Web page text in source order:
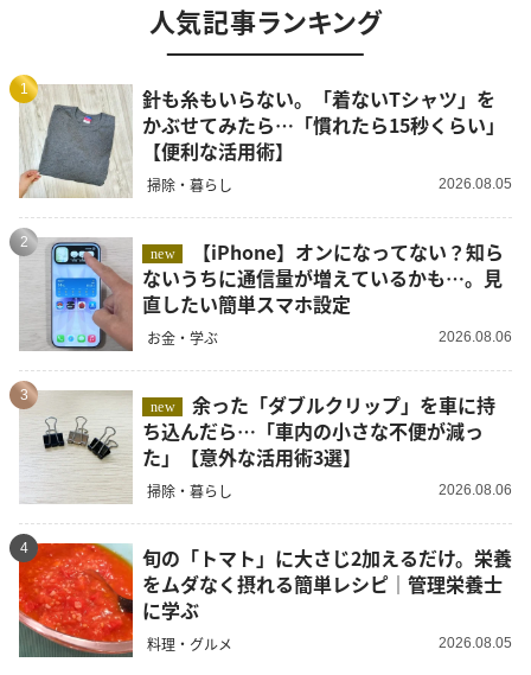
人気記事ランキング
1
針も糸もいらない。「着ないTシャツ」を
かぶせてみたら…「慣れたら15秒くらい」
【便利な活用術】
掃除・暮らし 2026.08.05
2
new
ないうちに通信量が増えているかも…。見
直したい簡単スマホ設定
お金・学ぶ 2026.08.06
3
new
余った「ダブルクリップ」を車に持
ち込んだら…「車内の小さな不便が減っ
た」【意外な活用術3選】
掃除・暮らし 2026.08.06
4
旬の「トマト」に大さじ2加えるだけ。栄養
をムダなく摂れる簡単レシピ｜管理栄養士
に学ぶ
料理・グルメ 2026.08.05